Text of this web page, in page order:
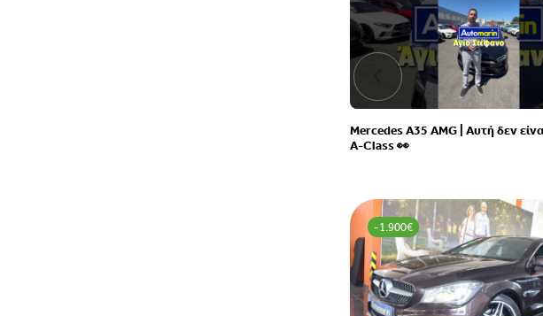
Mercedes A35 AMG | Αυτή δεν
A-Class 👀
-1.900€